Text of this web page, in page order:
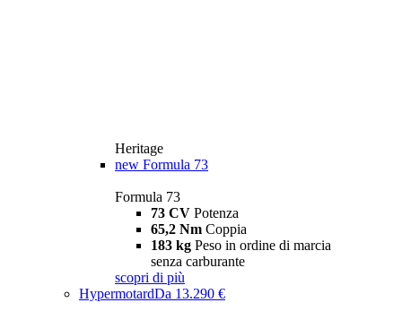
Heritage
new Formula 73
Formula 73
73 CV Potenza
65,2 Nm Coppia
183 kg Peso in ordine di marcia
senza carburante
scopri di più
HypermotardDa 13.290 €